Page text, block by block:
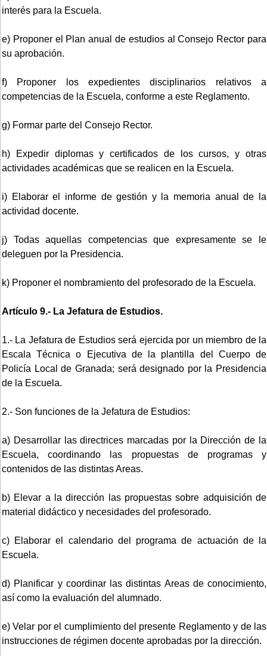
interés para la Escuela.
e) Proponer el Plan anual de estudios al Consejo Rector para
su aprobación.
f) Proponer los expedientes disciplinarios relativos a
competencias de la Escuela, conforme a este Reglamento.
g) Formar parte del Consejo Rector.
h) Expedir diplomas y certificados de los cursos, y otras
actividades académicas que se realicen en la Escuela.
i) Elaborar el informe de gestión y la memoria anual de la
actividad docente.
j) Todas aquellas competencias que expresamente se le
deleguen por la Presidencia.
k) Proponer el nombramiento del profesorado de la Escuela.
Artículo 9.- La Jefatura de Estudios.
1.- La Jefatura de Estudios será ejercida por un miembro de la
Escala Técnica o Ejecutiva de la plantilla del Cuerpo de
Policía Local de Granada; será designado por la Presidencia
de la Escuela.
2.- Son funciones de la Jefatura de Estudios:
a) Desarrollar las directrices marcadas por la Dirección de la
Escuela, coordinando las propuestas de programas y
contenidos de las distintas Areas.
b) Elevar a la dirección las propuestas sobre adquisición de
material didáctico y necesidades del profesorado.
c) Elaborar el calendario del programa de actuación de la
Escuela.
d) Planificar y coordinar las distintas Areas de conocimiento,
así como la evaluación del alumnado.
e) Velar por el cumplimiento del presente Reglamento y de las
instrucciones de régimen docente aprobadas por la dirección.